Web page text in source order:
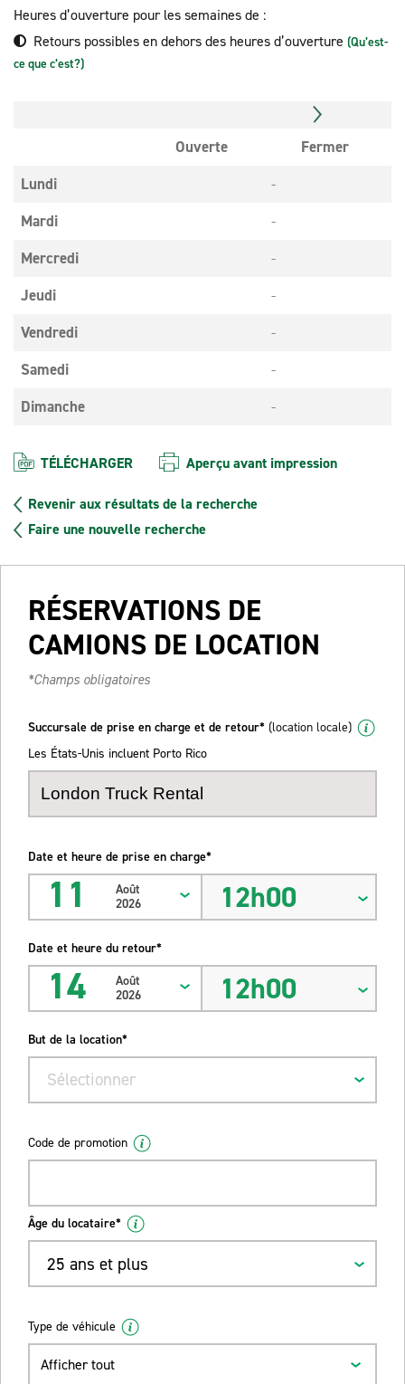
Heures d’ouverture pour les semaines de :
Retours possibles en dehors des heures d’ouverture (Qu’est-
ce que c’est?)
Ouverte
Fermer
Lundi
-
Mardi
-
Mercredi
-
Jeudi
-
Vendredi
-
Samedi
-
Dimanche
-
TÉLÉCHARGER Aperçu avant impression
Revenir aux résultats de la recherche
Faire une nouvelle recherche
RÉSERVATIONS DE
CAMIONS DE LOCATION
*Champs obligatoires
Succursale de prise en charge et de retour* (location locale)
Les États-Unis incluent Porto Rico
Date et heure de prise en charge*
11
Août
2026
12h00
Date et heure du retour*
14
Août
2026
12h00
But de la location*
Sélectionner
Code de promotion
Âge du locataire*
25 ans et plus
Type de véhicule
Afficher tout